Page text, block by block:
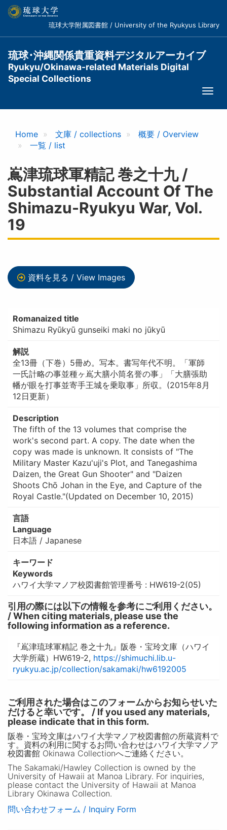
コ
琉球大学附属図書館 / University of the Ryukyus Library
琉球･沖縄関係貴重資料デジタルアーカイブ
Ryukyu/Okinawa-related Materials Digital
Special Collections
Home 文庫 / collections
概要 / Overview
一覧 / list
嶌津琉球軍精記 巻之十九 /
Substantial Account Of The
Shimazu-Ryukyu War, Vol.
19
資料を見る / View Images
Romanaized title
Shimazu Ryūkyū gunseiki maki no jūkyū
解説
全13冊（下巻）5冊め。写本。書写年代不明。「軍師
一氏計略の事並種ヶ嶌大膳小筒名誉の事」「大膳張助
幡が眼を打事並寄手王城を乗取事」所収。(2015年8月
12日更新）
Description
The fifth of the 13 volumes that comprise the
work's second part. A copy. The date when the
copy was made is unknown. It consists of "The
Military Master Kazu'uji's Plot, and Tanegashima
Daizen, the Great Gun Shooter" and "Daizen
Shoots Chō Johan in the Eye, and Capture of the
Royal Castle."(Updated on December 10, 2015)
言語
Language
日本語 / Japanese
キーワード
Keywords
ハワイ大学マノア校図書館管理番号 : HW619-2(05)
引用の際には以下の情報を参考にご利用ください。
/ When citing materials, please use the
following information as a reference.
『嶌津琉球軍精記 巻之十九』阪巻・宝玲文庫（ハワイ
大学所蔵）HW619-2, https://shimuchi.lib.u-
ryukyu.ac.jp/collection/sakamaki/hw6192005
ご利用された場合はこのフォームからお知らせいた
だけると幸いです。 / If you used any materials,
please indicate that in this form.
阪巻・宝玲文庫はハワイ大学マノア校図書館の所蔵資料で
す。資料の利用に関するお問い合わせはハワイ大学マノア
校図書館 Okinawa Collectionへご連絡ください。
The Sakamaki/Hawley Collection is owned by the
University of Hawaii at Manoa Library. For inquiries,
please contact the University of Hawaii at Manoa
Library Okinawa Collection.
問い合わせフォーム / Inquiry Form